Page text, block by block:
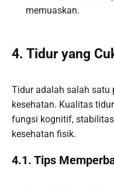
memuaskan.
4. Tidur yang
Tidur adalah salah satu
kesehatan. Kualitas
fungsi kognitif,
kesehatan fisik.
4.1. Tips